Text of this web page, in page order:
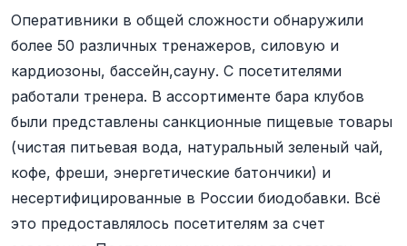
Оперативники в общей сложности обнаружили
более 50 различных тренажеров, силовую и
кардиозоны, бассейн,сауну. С посетителями
работали тренера. В ассортименте бара клубов
были представлены санкционные пищевые товары
(чистая питьевая вода, натуральный зеленый чай,
кофе, фреши, энергетические батончики) и
несертифицированные в России биодобавки. Всё
это предоставлялось посетителям за счет